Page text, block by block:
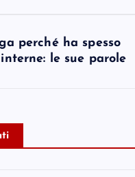
perché ha spesso
le sue parole